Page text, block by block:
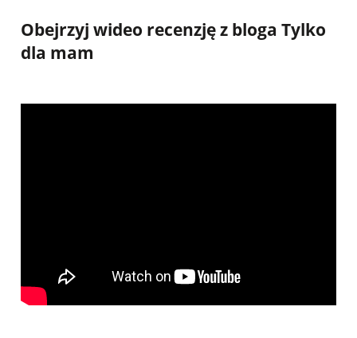
Obejrzyj wideo recenzję z bloga Tylko
dla mam